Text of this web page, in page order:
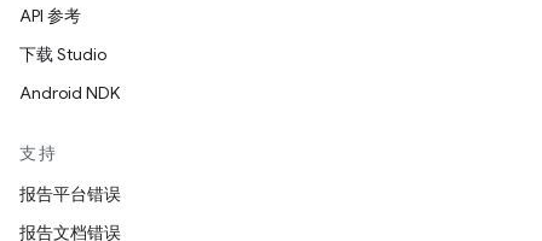
API 参考
下载 Studio
Android NDK
支持
报告平台错误
报告文档错误